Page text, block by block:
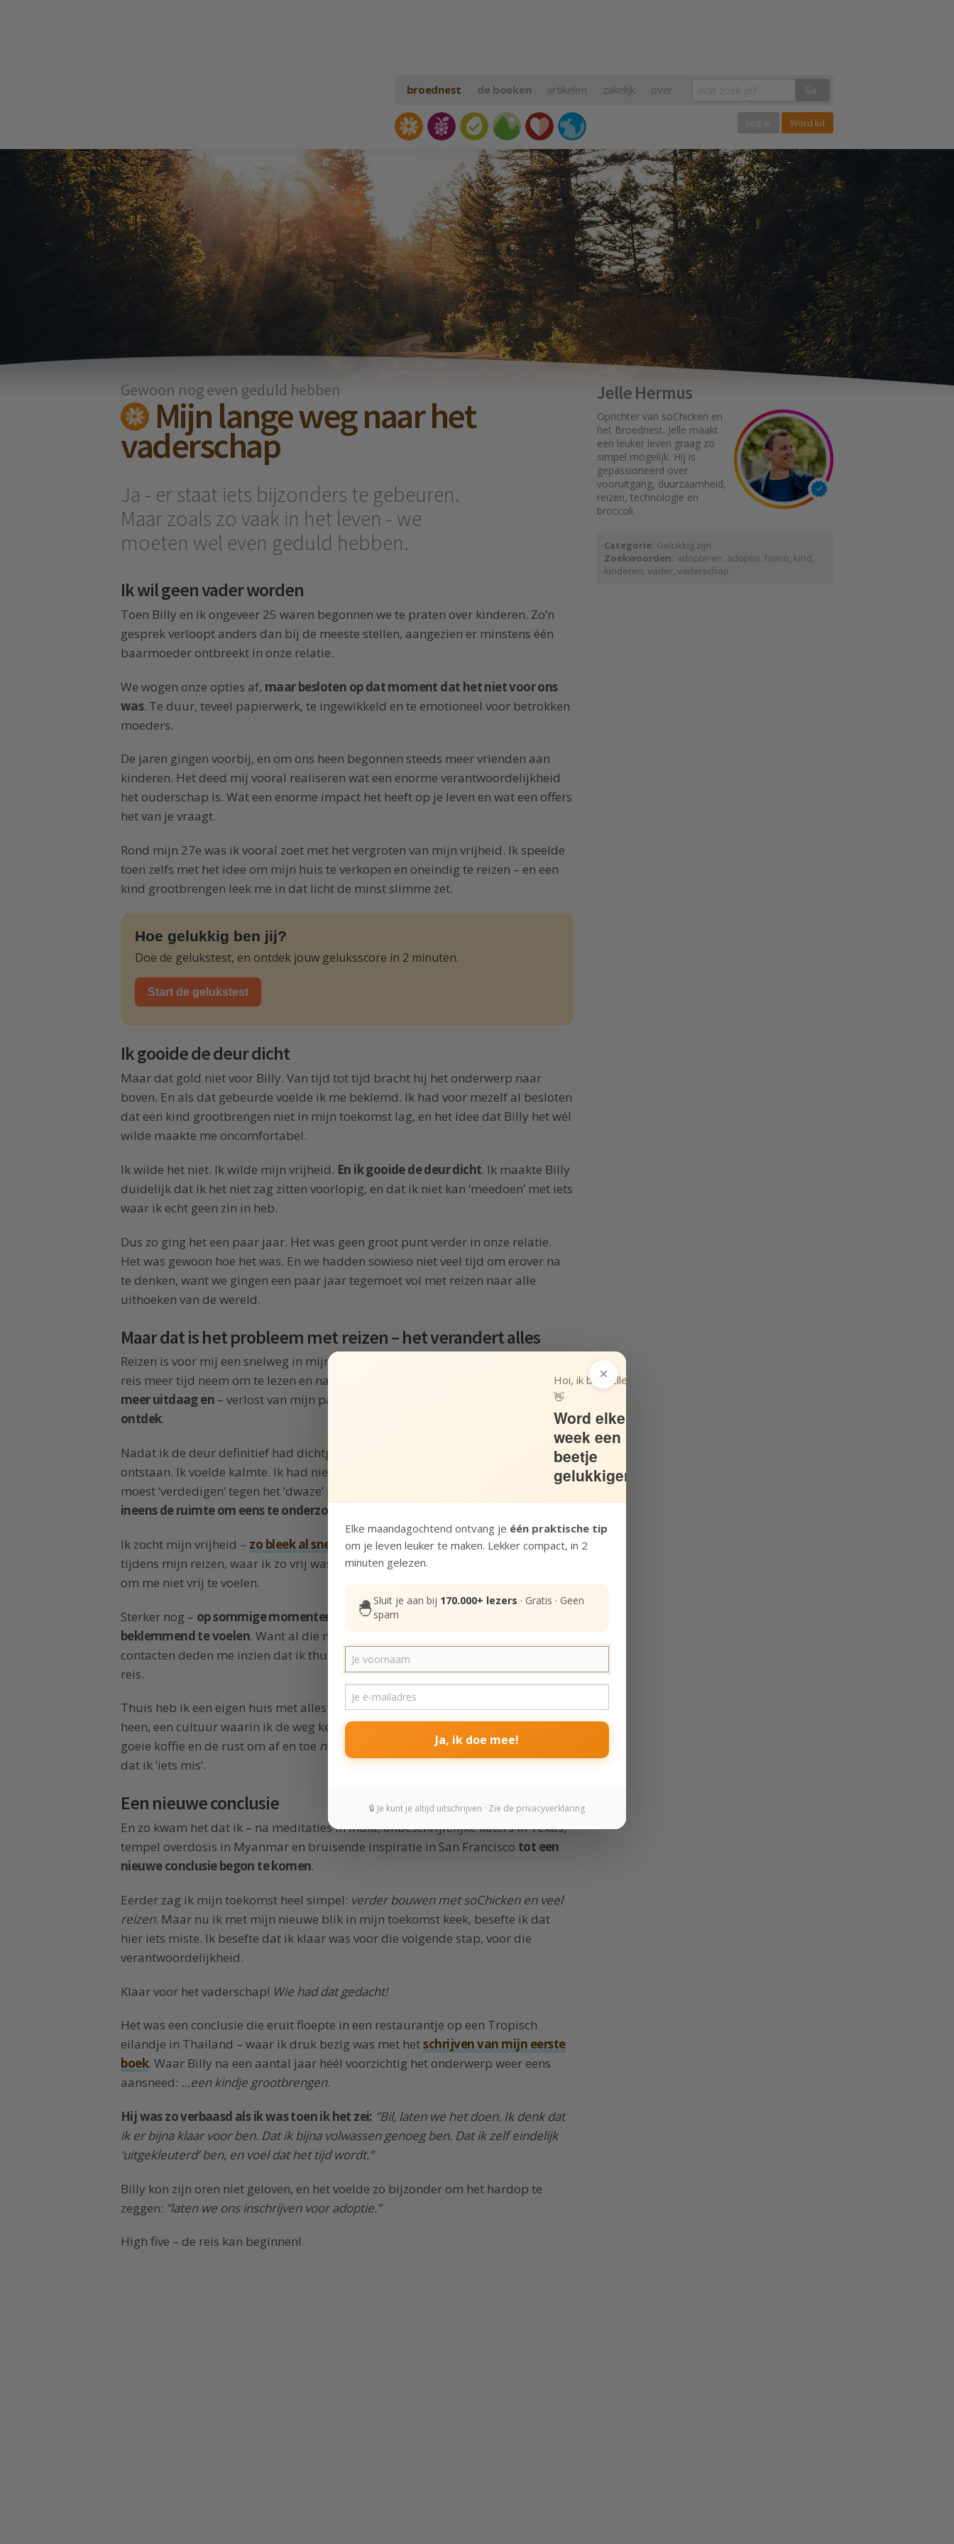
broednest de boeken artikelen zakelijk over Ga
Word lid
Gewoon nog even geduld hebben
Mijn lange weg naar het
vaderschap
Ja - er staat iets bijzonders te gebeuren.
Maar zoals zo vaak in het leven - we
moeten wel even geduld hebben.
Ik wil geen vader worden
Toen Billy en ik ongeveer 25 waren begonnen we te praten over kinderen. Zo’n
gesprek verloopt anders dan bij de meeste stellen, aangezien er minstens één
baarmoeder ontbreekt in onze relatie.
We wogen onze opties af, maar besloten op dat moment dat het niet voor ons
was. Te duur, teveel papierwerk, te ingewikkeld en te emotioneel voor betrokken
moeders.
De jaren gingen voorbij, en om ons heen begonnen steeds meer vrienden aan
kinderen. Het deed mij vooral realiseren wat een enorme verantwoordelijkheid
het ouderschap is. Wat een enorme impact het heeft op je leven en wat een offers
het van je vraagt.
Rond mijn 27e was ik vooral zoet met het vergroten van mijn vrijheid. Ik speelde
toen zelfs met het idee om mijn huis te verkopen en oneindig te reizen – en een
kind grootbrengen leek me in dat licht de minst slimme zet.
Hoe gelukkig ben jij?
Doe de gelukstest, en ontdek jouw geluksscore in 2 minuten.
Start de gelukstest
Ik gooide de deur dicht
Maar dat gold niet voor Billy. Van tijd tot tijd bracht hij het onderwerp naar
boven. En als dat gebeurde voelde ik me beklemd. Ik had voor mezelf al besloten
dat een kind grootbrengen niet in mijn toekomst lag, en het idee dat Billy het wél
wilde maakte me oncomfortabel.
Ik wilde het niet. Ik wilde mijn vrijheid. En ik gooide de deur dicht. Ik maakte Billy
duidelijk dat ik het niet zag zitten voorlopig, en dat ik niet kan ‘meedoen’ met iets
waar ik echt geen zin in heb.
Dus zo ging het een paar jaar. Het was geen groot punt verder in onze relatie.
Het was gewoon hoe het was. En we hadden sowieso niet veel tijd om erover na
te denken, want we gingen een paar jaar tegemoet vol met reizen naar alle
uithoeken van de wereld.
Maar dat is het probleem met reizen – het verandert alles
Reizen is voor mij een snelweg in mijn persoonlijke groei. Niet alleen omdat ik op
reis meer tijd neem om te lezen en na te denken.
meer uitdaag en – verlost van mijn patronen thuis –
nieuwe kanten van mezelf
ontdek.
Nadat ik de deur definitief had dichtgegooid was er een nieuwe situatie
ontstaan. Ik voelde kalmte. Ik had niet langer het gevoel dat ik mijn vrijheid
moest ‘verdedigen’ tegen het ‘dwaze’ plan om een kind op te voeden.
ineens de ruimte om eens te onderzoeken wat ik zelf nu écht wil
Ik zocht mijn vrijheid – zo bleek al snel
– op de verkeerde plek. Iets wat ik leerde
tijdens mijn reizen, waar ik zo vrij was als een vogel en het tóch voor elkaar kreeg
om me niet vrij te voelen.
Sterker nog – op sommige momenten begon het vrije rondzwerven als
beklemmend te voelen. Want al die nieuwe plekken, mensen en oppervlakkige
contacten deden me inzien dat ik thuis in bepaalde opzichten vrijer ben dan op
reis.
Thuis heb ik een eigen huis met alles wat ik nodig heb, lieve mensen om me
heen, een cultuur waarin ik de weg ken, mensen die me kennen en begrijpen,
goeie koffie en de rust om af en toe niets
te doen omdat ik niet bang hoef te zijn
dat ik ‘iets mis’.
Een nieuwe conclusie
En zo kwam het dat ik – na meditaties in India, onbeschrijfelijke katers in Texas,
tempel overdosis in Myanmar en bruisende inspiratie in San Francisco tot een
nieuwe conclusie begon te komen.
Eerder zag ik mijn toekomst heel simpel: verder bouwen met soChicken en veel
reizen. Maar nu ik met mijn nieuwe blik in mijn toekomst keek, besefte ik dat
hier iets miste. Ik besefte dat ik klaar was voor die volgende stap, voor die
verantwoordelijkheid.
Klaar voor het vaderschap! Wie had dat gedacht!
Het was een conclusie die eruit floepte in een restaurantje op een Tropisch
eilandje in Thailand – waar ik druk bezig was met hetschrijven van mijn eerste
boek. Waar Billy na een aantal jaar héél voorzichtig het onderwerp weer eens
aansneed: …een kindje grootbrengen.
Hij was zo verbaasd als ik was toen ik het zei: ”Bil, laten we het doen. Ik denk dat
ik er bijna klaar voor ben. Dat ik bijna volwassen genoeg ben. Dat ik zelf eindelijk
‘uitgekleuterd’ ben, en voel dat het tijd wordt.”
Billy kon zijn oren niet geloven, en het voelde zo bijzonder om het hardop te
zeggen: ”laten we ons inschrijven voor adoptie.”
High five – de reis kan beginnen!
Jelle Hermus
Oprichter van soChicken en
het Broednest. Jelle maakt
een leuker leven graag zo
simpel mogelijk. Hij is
gepassioneerd over
vooruitgang, duurzaamheid,
reizen, technologie en
broccoli.
Categorie: Gelukkig zijn
Zoekwoorden: adopteren, adoptie, homo, kind,
kinderen, vader, vaderschap
×
Hoi, ik ben Jelle!
👋
Word elke
week een
beetje
gelukkiger
Elke maandagochtend ontvang je één praktische tip
om je leven leuker te maken. Lekker compact, in 2
minuten gelezen.
🐣 Sluit je aan bij 170.000+ lezers · Gratis · Geen
spam
Ja, ik doe mee!
🔒 Je kunt je altijd uitschrijven · Zie de privacyverklaring